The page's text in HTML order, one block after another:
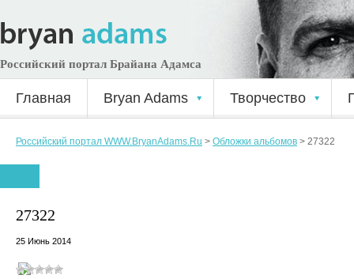
Российский портал Брайана Адамса
Главная Bryan Adams Творчество
Российский портал WWW.BryanAdams.Ru > Обложки альбомов > 27322
27322
25 Июнь 2014